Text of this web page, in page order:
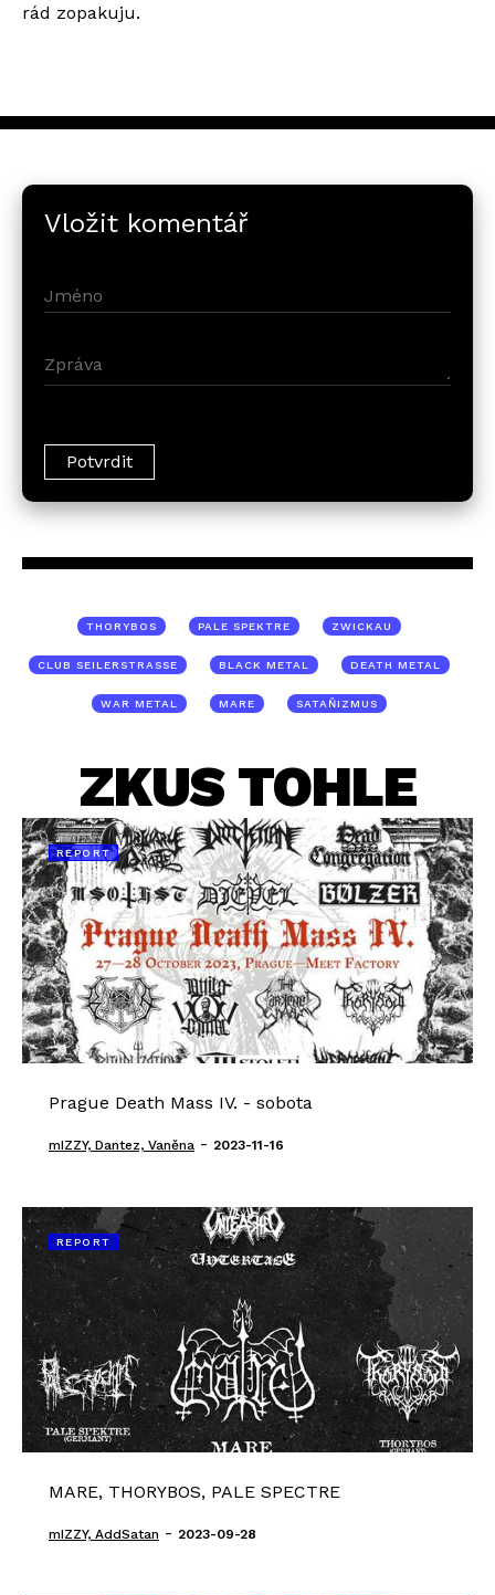
rád zopakuju.
Vložit komentář
THORYBOS PALE SPEKTRE ZWICKAU
CLUB SEILERSTRASSE BLACK METAL DEATH METAL
WAR METAL MARE SATAŇIZMUS
ZKUS TOHLE
REPORT
Prague Death Mass IV. - sobota
mIZZY, Dantez, Vaněna - 2023-11-16
REPORT
MARE, THORYBOS, PALE SPECTRE
mIZZY, AddSatan - 2023-09-28